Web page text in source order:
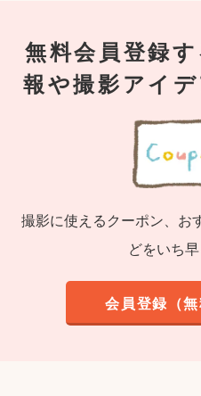
無料会員登録
報や撮影アイ
撮影に使えるクーポン、お
どをいち早
会員登録（